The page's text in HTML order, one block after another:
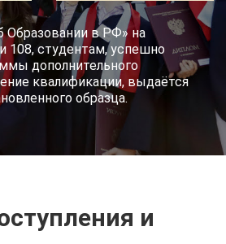
Образовании в РФ» на
108, студентам, успешно
дополнительного
квалификации, выдаётся
образца.
и